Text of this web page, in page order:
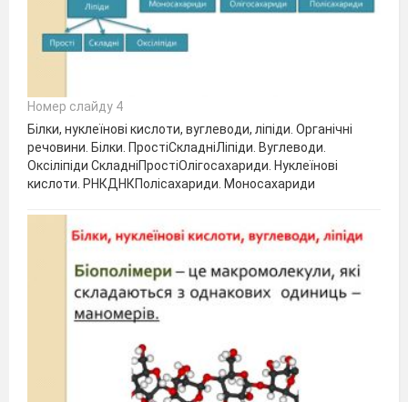
Номер слайду 4
Білки, нуклеїнові кислоти, вуглеводи, ліпіди. Органічні
речовини. Білки. ПростіСкладніЛіпіди. Вуглеводи.
Оксіліпіди СкладніПростіОлігосахариди. Нуклеїнові
кислоти. РНКДНКПолісахариди. Моносахариди